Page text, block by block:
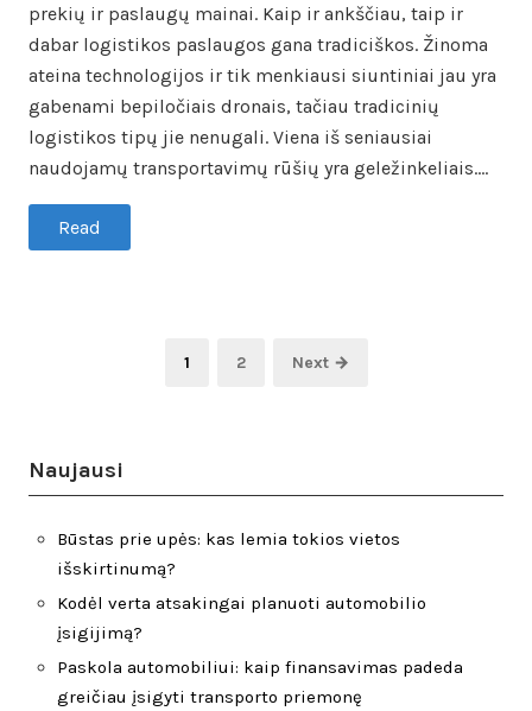
prekių ir paslaugų mainai. Kaip ir ankščiau, taip ir
dabar logistikos paslaugos gana tradiciškos. Žinoma
ateina technologijos ir tik menkiausi siuntiniai jau yra
gabenami bepiločiais dronais, tačiau tradicinių
logistikos tipų jie nenugali. Viena iš seniausiai
naudojamų transportavimų rūšių yra geležinkeliais.…
Read
Page
1 Page
2 Next →
Naujausi
Būstas prie upės: kas lemia tokios vietos
išskirtinumą?
Kodėl verta atsakingai planuoti automobilio
įsigijimą?
Paskola automobiliui: kaip finansavimas padeda
greičiau įsigyti transporto priemonę